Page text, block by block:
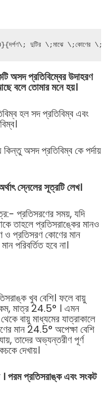
দুটির \;মাঝে \;কোণের
অসদ প্রতিবিম্বের উদাহরণ
বলে তোমার মনে হয়।
হল সদ প্রতিবিম্ব এবং
কিন্তু অসদ প্রতিবিম্ব কে পর্দায়
স্নেলের সূত্রটি লেখ।
প্রতিসরণের সময়, যদি
তাহলে প্রতিসরাঙ্কের মানও
প্রতিসরণ কোণের মান
পরিবর্তিত হবে না।
খুব বেশি। ফলে বায়ু
কম, মাত্র 24.5° । এমন
বায়ু মাধ্যমের যাত্রাকালে
মান 24.5° অপেক্ষা বেশি
তাদের অভ্যন্তরীণ পূর্ণ
দেখায়।
পরম প্রতিসরাঙ্ক এবং সংকট